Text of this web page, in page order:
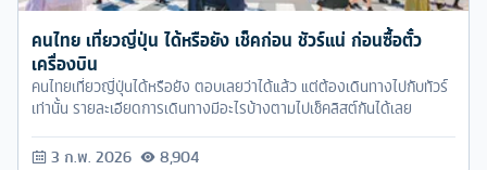
คนไทย เที่ยวญี่ปุ่น ได้หรือยัง เช็คก่อน ชัวร์แน่ ก่อนซื้อตั๋ว
เครื่องบิน
คนไทยเที่ยวญี่ปุ่นได้หรือยัง ตอบเลยว่าได้แล้ว แต่ต้องเดินทางไปกับทัวร์
เท่านั้น รายละเอียดการเดินทางมีอะไรบ้างตามไปเช็คลิสต์กันได้เลย
3 ก.พ. 2026 8,904